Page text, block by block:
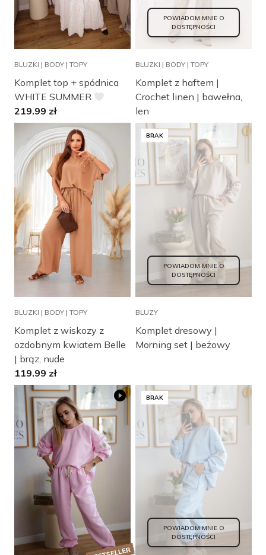
BLUZKI | BODY | TOPY
Komplet top + spódnica
WHITE SUMMER
219.99 zł
POWIADOM MNIE O
DOSTĘPNOŚCI
BLUZKI | BODY | TOPY
Komplet z haftem |
Crochet linen | bawełna,
len
BLUZKI | BODY | TOPY
Komplet z wiskozy z
ozdobnym kwiatem Belle
| brąz, nude
119.99 zł
POWIADOM MNIE O
DOSTĘPNOŚCI
BRAK
BLUZY
Komplet dresowy |
Morning set | beżowy
POWIADOM MNIE O
DOSTĘPNOŚCI
BRAK